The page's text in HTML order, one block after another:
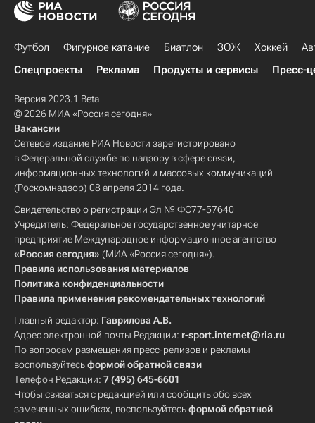
Футбол Фигурное катание Биатлон ЗОЖ Хоккей
Спецпроекты
Реклама Продукты и сервисы Пресс-
Версия 2023.1 Beta
© 2026 МИА «Россия сегодня»
Вакансии
Сетевое издание РИА Новости зарегистрировано
в Федеральной службе по надзору в сфере связи,
информационных технологий и массовых коммуникаций
(Роскомнадзор) 08 апреля 2014 года.
Свидетельство о регистрации Эл № ФС77-57640
Учредитель: Федеральное государственное унитарное
предприятие Международное информационное агентство
«Россия сегодня» (МИА «Россия сегодня»).
Правила использования материалов
Политика конфиденциальности
Правила применения рекомендательных технологий
Главный редактор: Гаврилова А.В.
Адрес электронной почты Редакции: r-sport.internet@ria.ru
По вопросам размещения пресс-релизов и рекламы
воспользуйтесьформой обратной связи
Телефон Редакции: 7 (495) 645-6601
Чтобы связаться с редакцией или сообщить обо всех
замеченных ошибках, воспользуйтесьформой обратной